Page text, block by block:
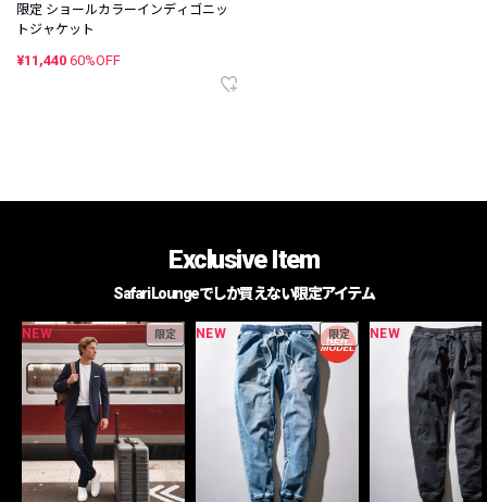
限定 ショールカラーインディゴニッ
トジャケット
¥11,440 60%OFF
Exclusive Item
Safari Loungeでしか買えない限定アイテム
NEW 限定 NEW 限定 NEW